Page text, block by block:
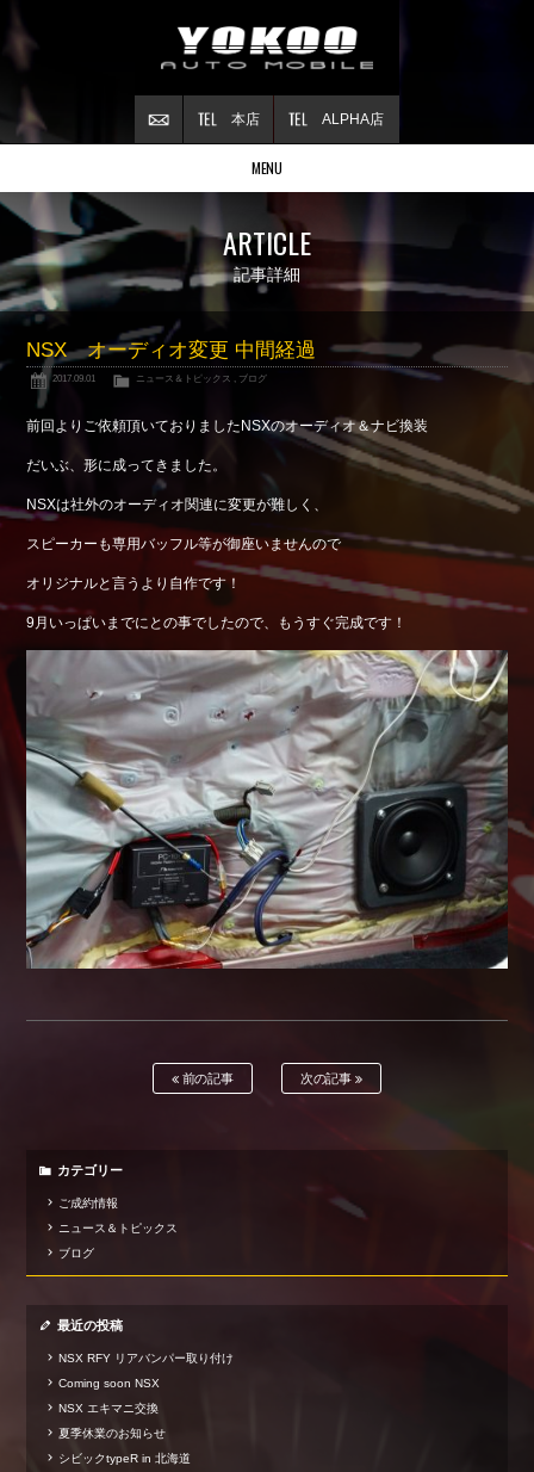
ALPHA店
本店
MENU
Stock list
在庫情報
Contract
ご成約情報
About NSX
NSXについて
Reflesh Plan
買取査定
Blog
Shop info.
店舗紹介
Company
会社概要
ARTICLE
記事詳細
NSX オーディオ変更 中間経過
2017.09.01 ニュース＆トピックス , ブログ
前回よりご依頼頂いておりましたNSXのオーディオ＆ナビ換装
だいぶ、形に成ってきました。
NSXは社外のオーディオ関連に変更が難しく、
スピーカーも専用バッフル等が御座いませんので
オリジナルと言うより自作です！
9月いっぱいまでにとの事でしたので、もうすぐ完成です！
前の記事 次の記事
カテゴリー
ご成約情報
ニュース＆トピックス
ブログ
最近の投稿
NSX RFY リアバンパー取り付け
Coming soon NSX
NSX エキマニ交換
夏季休業のお知らせ
シビックtypeR in 北海道